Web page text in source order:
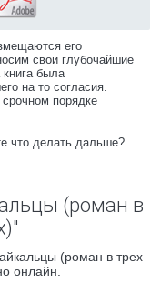
его
свои глубочайшие
была
на то согласия.
порядке
что делать дальше?
(роман в
(роман в трех
онлайн.